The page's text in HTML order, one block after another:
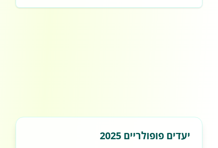
יעדים פופולריים 2025